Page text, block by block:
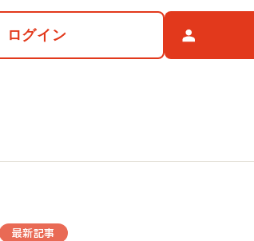
ログイン
最新記事